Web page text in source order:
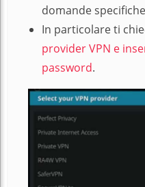
domande
In particolare ti
provider VPN e
password.